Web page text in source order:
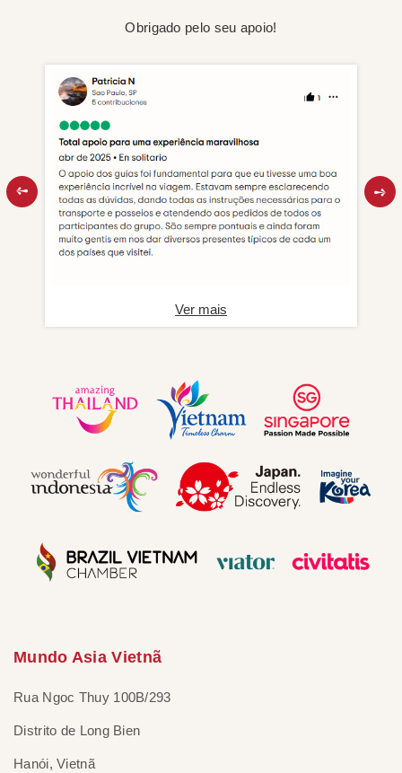
Obrigado pelo seu apoio!
Ver mais
Mundo Asia Vietnã
Rua Ngoc Thuy 100B/293
Distrito de Long Bien
Hanói, Vietnã